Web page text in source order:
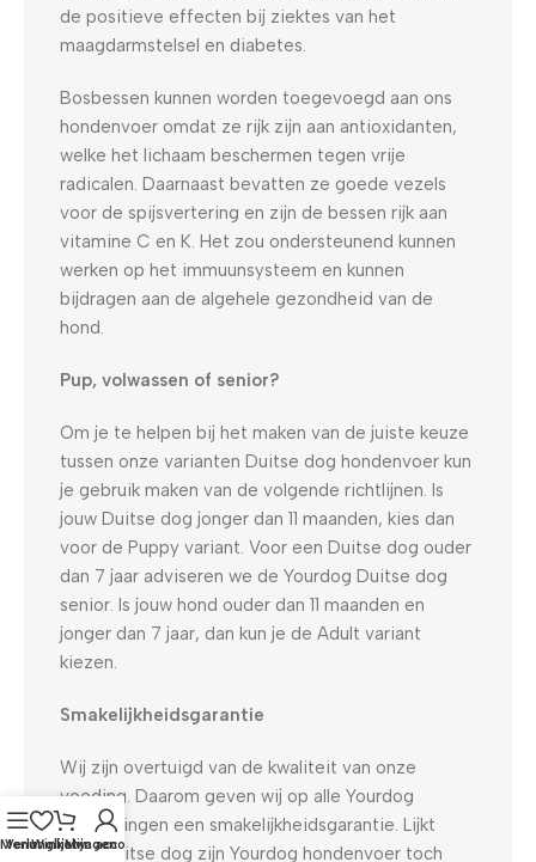
de positieve effecten bij ziektes van het
maagdarmstelsel en diabetes.
Bosbessen kunnen worden toegevoegd aan ons
hondenvoer omdat ze rijk zijn aan antioxidanten,
welke het lichaam beschermen tegen vrije
radicalen. Daarnaast bevatten ze goede vezels
voor de spijsvertering en zijn de bessen rijk aan
vitamine C en K. Het zou ondersteunend kunnen
werken op het immuunsysteem en kunnen
bijdragen aan de algehele gezondheid van de
hond.
Pup, volwassen of senior?
Om je te helpen bij het maken van de juiste keuze
tussen onze varianten Duitse dog hondenvoer kun
je gebruik maken van de volgende richtlijnen. Is
jouw Duitse dog jonger dan 11 maanden, kies dan
voor de Puppy variant. Voor een Duitse dog ouder
dan 7 jaar adviseren we de Yourdog Duitse dog
senior. Is jouw hond ouder dan 11 maanden en
jonger dan 7 jaar, dan kun je de Adult variant
kiezen.
Smakelijkheidsgarantie
Wij zijn overtuigd van de kwaliteit van onze
voeding. Daarom geven wij op alle Yourdog
verpakkingen een smakelijkheidsgarantie. Lijkt
jouw Duitse dog zijn Yourdog hondenvoer toch
Menu
Verlanglijst
Winkelwagen
Mijn account